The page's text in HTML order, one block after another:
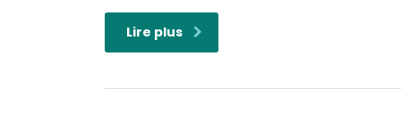
Lire plus